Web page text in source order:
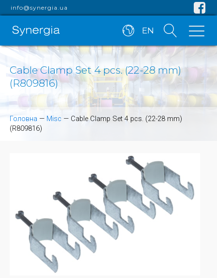
info@synergia.ua
EN
Cable Clamp Set 4 pcs. (22-28 mm)
(R809816)
Головна — Misc — Cable Clamp Set 4 pcs. (22-28 mm)
(R809816)